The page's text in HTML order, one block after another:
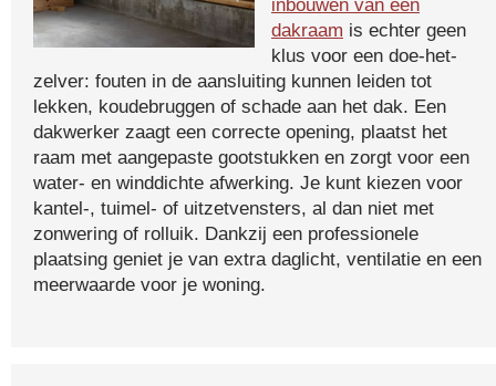
inbouwen van een
dakraam is echter geen
klus voor een doe-het-
zelver: fouten in de aansluiting kunnen leiden tot
lekken, koudebruggen of schade aan het dak. Een
dakwerker zaagt een correcte opening, plaatst het
raam met aangepaste gootstukken en zorgt voor een
water- en winddichte afwerking. Je kunt kiezen voor
kantel-, tuimel- of uitzetvensters, al dan niet met
zonwering of rolluik. Dankzij een professionele
plaatsing geniet je van extra daglicht, ventilatie en een
meerwaarde voor je woning.